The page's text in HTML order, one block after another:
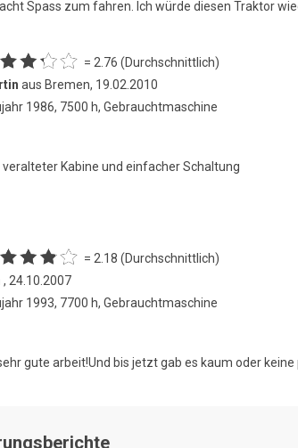
Spass zum fahren. Ich würde diesen Traktor
= 2.76 (Durchschnittlich)
aus Bremen, 19.02.2010
1986, 7500 h, Gebrauchtmaschine
Kabine und einfacher Schaltung
= 2.18 (Durchschnittlich)
, 24.10.2007
1993, 7700 h, Gebrauchtmaschine
gute arbeit!Und bis jetzt gab es kaum oder keine